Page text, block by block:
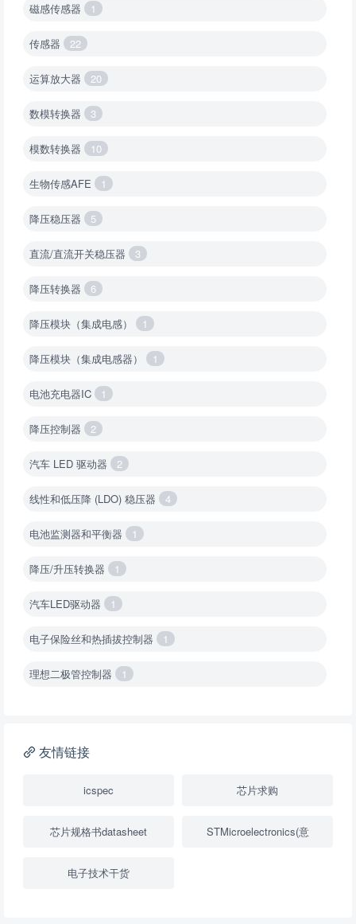
磁感传感器 1
传感器 22
运算放大器 20
数模转换器 3
模数转换器 10
生物传感AFE 1
降压稳压器 5
直流/直流开关稳压器 3
降压转换器 6
降压模块（集成电感） 1
降压模块（集成电感器） 1
电池充电器IC 1
降压控制器 2
汽车 LED 驱动器 2
线性和低压降 (LDO) 稳压器 4
电池监测器和平衡器 1
降压/升压转换器 1
汽车LED驱动器 1
电子保险丝和热插拔控制器 1
理想二极管控制器 1
降压转换器（继承开关）
USB隔离器 1
友情链接
icspec 芯片求购
芯片规格书datasheet STMicroelectronics(意
电子技术干货